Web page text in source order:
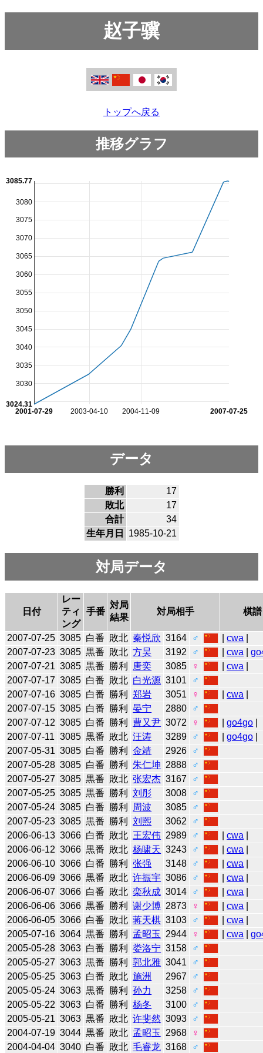
赵子骥
トップへ戻る
推移グラフ
2003-04-10 2004-11-09
2001-07-29 2007-07-25
3030
3035
3040
3045
3050
3055
3060
3065
3070
3075
3080
3024.31
3085.77
データ
勝利
17
敗北
17
合計
34
生年月日
1985-10-21
対局データ
日付
レー
ティ
ング
手番
対局
結果
対局相手 棋譜
2007-07-25 3085 白番 敗北 秦悦欣 3164 ♂ |cwa
2007-07-23 3085 黒番 敗北 方昊 3192 ♂ |cwa |
2007-07-21 3085 黒番 勝利 唐奕 3085 ♀ |cwa
2007-07-17 3085 白番 敗北 白光源 3101
♂
2007-07-16 3085 白番 勝利 郑岩 3051 ♀ |cwa
2007-07-15 3085 白番 勝利 晏宁 2880
♂
2007-07-12 3085 白番 勝利 曹又尹 3072 ♀ |go4go
2007-07-11 3085 黒番 敗北 汪涛 3289 ♂ |go4go
2007-05-31 3085 白番 勝利 金靖 2926
♂
2007-05-28 3085 白番 勝利 朱仁坤 2888
♂
2007-05-27 3085 黒番 敗北 张宏杰 3167
♂
2007-05-25 3085 黒番 勝利 刘彤 3008
♂
2007-05-24 3085 白番 勝利 周波 3085
♂
2007-05-23 3085 黒番 勝利 刘熙 3062
♂
2006-06-13 3066 白番 敗北 王宏伟 2989 ♂ |cwa
2006-06-12 3066 黒番 敗北 杨啸天 3243 ♂ |cwa
2006-06-10 3066 白番 勝利 张强 3148 ♂ |cwa
2006-06-09 3066 黒番 敗北 许振宇 3086 ♂ |cwa
2006-06-07 3066 白番 敗北 栾秋成 3014 ♂ |cwa
2006-06-06 3066 黒番 勝利 谢少博 2873 ♀ |cwa
2006-06-05 3066 白番 敗北 蒋天棋 3103 ♂ |cwa
2005-07-16 3064 黒番 勝利 孟昭玉 2944 ♀ |cwa |
2005-05-28 3063 白番 勝利 娄洛宁 3158
♂
2005-05-27 3063 黒番 勝利 郭北雅 3041
♂
2005-05-25 3063 白番 敗北 施洲 2967
♂
2005-05-24 3063 黒番 勝利 孙力 3258
♂
2005-05-22 3063 白番 勝利 杨冬 3100
♂
2005-05-21 3063 黒番 敗北 许斐然 3093
♂
2004-07-19 3044 黒番 敗北 孟昭玉 2968
♀
2004-04-04 3040 白番 敗北 毛睿龙 3168 ♂